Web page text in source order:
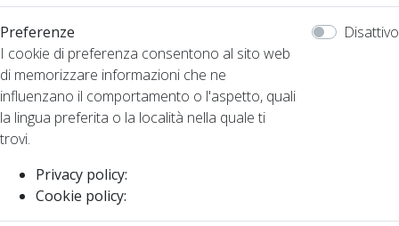
Preferenze
I cookie di preferenza consentono al sito web
di memorizzare informazioni che ne
influenzano il comportamento o l'aspetto, quali
la lingua preferita o la località nella quale ti
trovi.
Privacy policy:
Cookie policy:
Disattivo